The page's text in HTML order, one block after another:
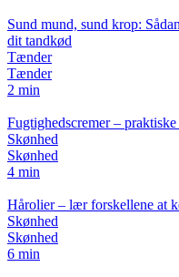
Sund mund, sund krop:
dit tandkød
Tænder
Tænder
2 min
Fugtighedscremer –
Skønhed
Skønhed
4 min
Hårolier – lær forskellene at
Skønhed
Skønhed
6 min